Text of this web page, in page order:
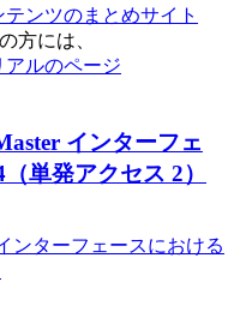
ンツのまとめサイト
方には、
ルのページ
インターフェ
単発アクセス 2）
ンターフェースにおける